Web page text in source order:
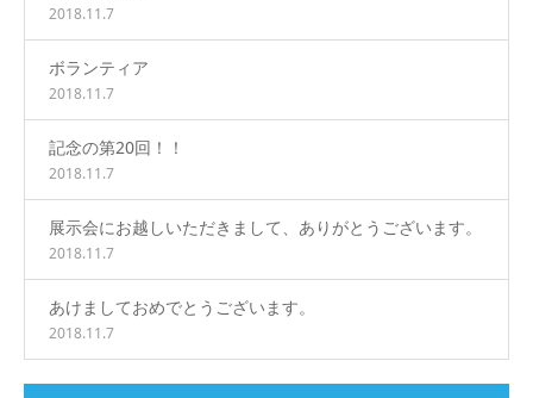
2018.11.7
ボランティア
2018.11.7
記念の第20回！！
2018.11.7
展示会にお越しいただきまして、ありがとうございます。
2018.11.7
あけましておめでとうございます。
2018.11.7